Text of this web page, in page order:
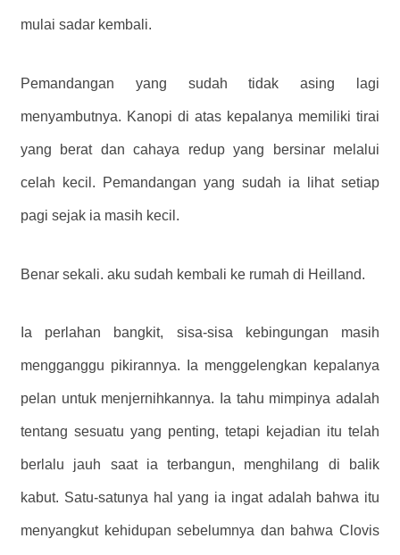
mulai sadar kembali.
Pemandangan yang sudah tidak asing lagi
menyambutnya. Kanopi di atas kepalanya memiliki tirai
yang berat dan cahaya redup yang bersinar melalui
celah kecil. Pemandangan yang sudah ia lihat setiap
pagi sejak ia masih kecil.
Benar sekali. aku sudah kembali ke rumah di Heilland.
Ia perlahan bangkit, sisa-sisa kebingungan masih
mengganggu pikirannya. Ia menggelengkan kepalanya
pelan untuk menjernihkannya. Ia tahu mimpinya adalah
tentang sesuatu yang penting, tetapi kejadian itu telah
berlalu jauh saat ia terbangun, menghilang di balik
kabut. Satu-satunya hal yang ia ingat adalah bahwa itu
menyangkut kehidupan sebelumnya dan bahwa Clovis